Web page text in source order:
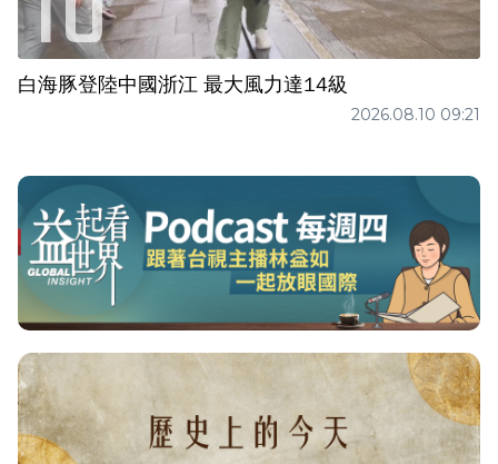
白海豚登陸中國浙江 最大風力達14級
2026.08.10 09:21